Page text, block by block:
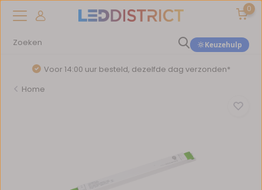
0
Keuzehulp
Voor 14:00 uur besteld, dezelfde dag verzonden*
Home